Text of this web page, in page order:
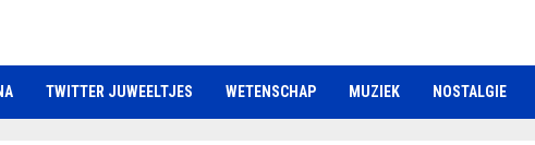
TWITTER JUWEELTJES WETENSCHAP MUZIEK NOSTALGIE